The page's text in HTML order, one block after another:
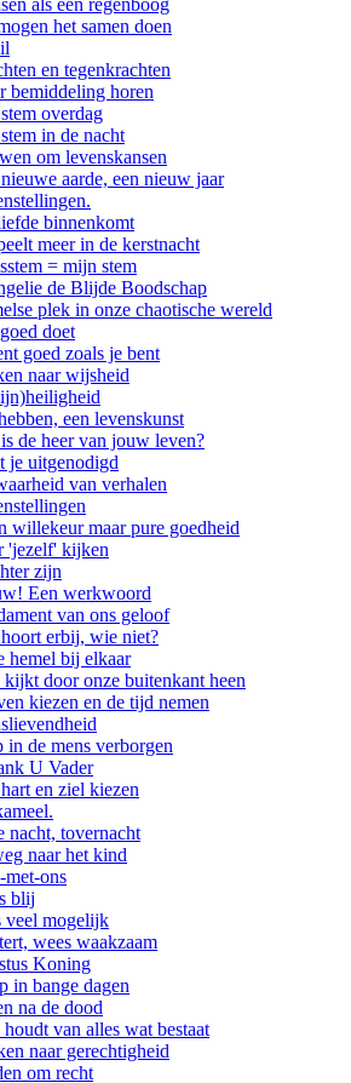
als een regenboog
het samen doen
en tegenkrachten
bemiddeling horen
overdag
in de nacht
om levenskansen
aarde, een nieuw jaar
binnenkomt
meer in de kerstnacht
= mijn stem
de Blijde Boodschap
plek in onze chaotische wereld
doet
goed zoals je bent
naar wijsheid
een levenskunst
de heer van jouw leven?
je uitgenodigd
van verhalen
willekeur maar pure goedheid
'jezelf' kijken
zijn
Een werkwoord
van ons geloof
erbij, wie niet?
hemel bij elkaar
door onze buitenkant heen
kiezen en de tijd nemen
de mens verborgen
U Vader
en ziel kiezen
nacht, tovernacht
naar het kind
ons
blij
veel mogelijk
wees waakzaam
Koning
in bange dagen
na de dood
van alles wat bestaat
naar gerechtigheid
om recht